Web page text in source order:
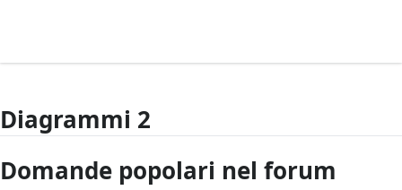
Diagrammi 2
Domande popolari nel forum